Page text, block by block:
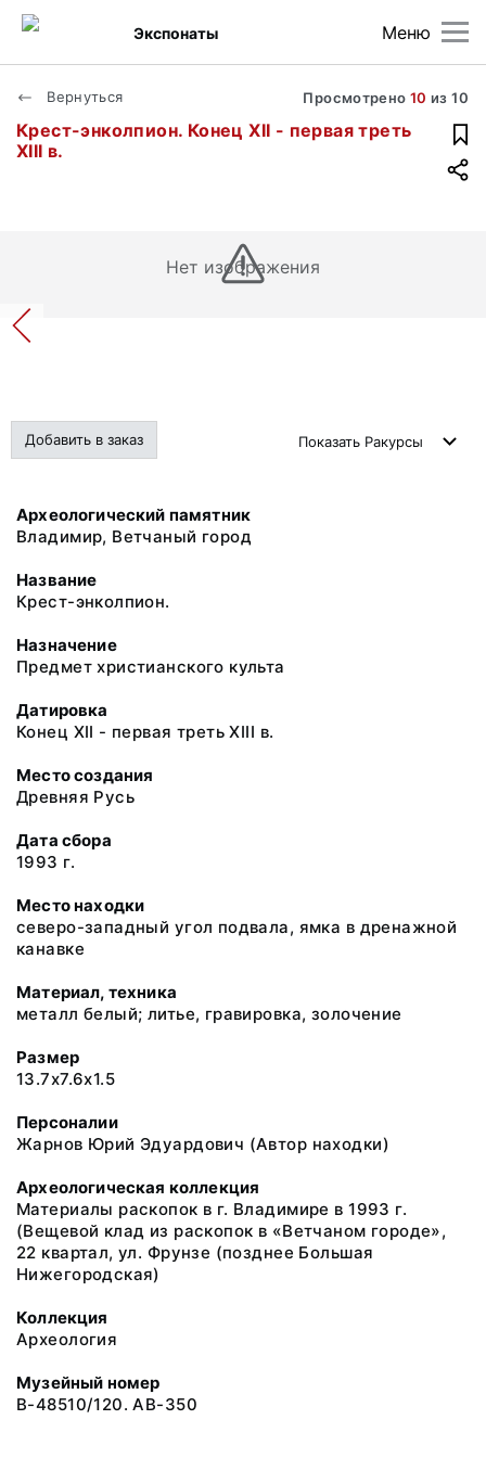
Меню
Экспонаты
Вернуться Просмотрено 10 из10
Крест-энколпион. Конец XII - первая треть
XIII в.
Нет изображения
Добавить в заказ Показать Ракурсы
Археологический памятник
Владимир, Ветчаный город
Название
Крест-энколпион.
Назначение
Предмет христианского культа
Датировка
Конец XII - первая треть XIII в.
Место создания
Древняя Русь
Дата сбора
1993 г.
Место находки
северо-западный угол подвала, ямка в дренажной
канавке
Материал, техника
металл белый; литье, гравировка, золочение
Размер
13.7x7.6x1.5
Персоналии
Жарнов Юрий Эдуардович (Автор находки)
Археологическая коллекция
Материалы раскопок в г. Владимире в 1993 г.
(Вещевой клад из раскопок в «Ветчаном городе»,
22 квартал, ул. Фрунзе (позднее Большая
Нижегородская)
Коллекция
Археология
Музейный номер
В-48510/120. АВ-350